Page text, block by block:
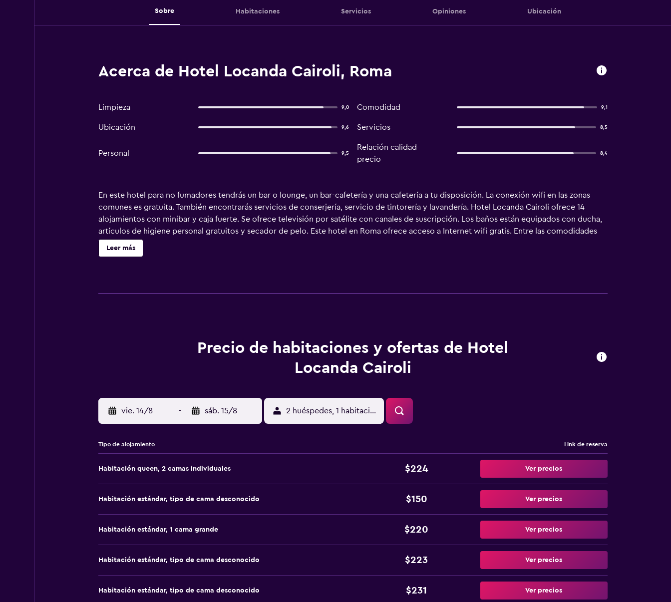
Sobre Habitaciones Servicios Opiniones Ubicación
Acerca de Hotel Locanda Cairoli, Roma
Limpieza 9,0 Comodidad 9,1
Ubicación 9,6 Servicios 8,5
Personal 9,5
Relación calidad-
precio
8,4
En este hotel para no fumadores tendrás un bar o lounge, un bar-cafetería y una cafetería a tu disposición. La conexión wifi en las zonas
comunes es gratuita. También encontrarás servicios de conserjería, servicio de tintorería y lavandería. Hotel Locanda Cairoli ofrece 14
alojamientos con minibar y caja fuerte. Se ofrece televisión por satélite con canales de suscripción. Los baños están equipados con ducha,
artículos de higiene personal gratuitos y secador de pelo. Este hotel en Roma ofrece acceso a Internet wifi gratis. Entre las comodidades
especialmente pensadas para las personas en viaje de negocios se incluyen escritorio, sillas de oficina y teléfono. Se ofrece servicio de
limpieza todos los días.
Leer más
Precio de habitaciones y ofertas de Hotel
Locanda Cairoli
vie. 14/8 - sáb. 15/8 2 huéspedes, 1 habitación
Tipo de alojamiento Link de reserva
Habitación queen, 2 camas individuales $224 Ver precios
Habitación estándar, tipo de cama desconocido $150 Ver precios
Habitación estándar, 1 cama grande $220 Ver precios
Habitación estándar, tipo de cama desconocido $223 Ver precios
Habitación estándar, tipo de cama desconocido $231 Ver precios